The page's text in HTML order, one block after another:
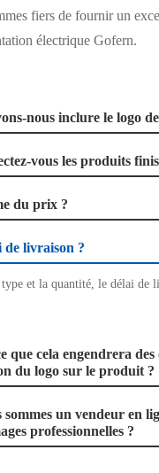
fiers de fournir un
électrique Gofern.
nous inclure le logo
vous les produits
du prix ?
de livraison ?
et la quantité, le délai de
que cela engendrera
du logo sur le produit ?
sommes un vendeur en
professionnelles ?